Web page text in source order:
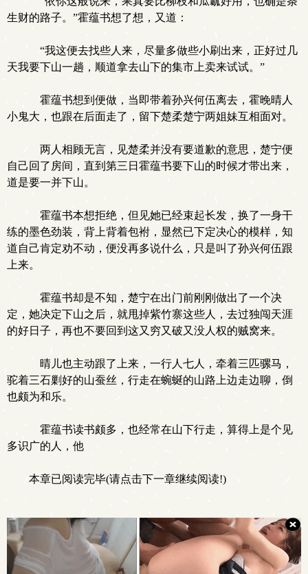
生财的路子。”霍蕴书想了想，又道：
“我这便去找些人来，尽量多做些小刷出来，正好过几
天我要下山一趟，顺道拿去山下的集市上卖来试试。”
霍蕴书想到便做，当即带着孙兴何伍离去，霍晚晴人
小鬼大，也跟在后面走了，留下楚柔楚宁两姐妹互相面对。
两人相顾无言，见楚柔并没有要道歉的意思，楚宁便
自己回了房间，直到第三日霍蕴书要下山的时候才带出来，
道是要一并下山。
霍蕴书本想拒绝，但见她已经束起长发，换了一身干
练的墨色劲装，背上背着包袝，显然已下定决心的模样，知
道自己肯定劝不动，便没再多说什么，只是叫了孙兴何伍跟
上来。
霍蕴书却是不知，楚宁在出门前刚刚做出了一个决
定，她决定下山之后，就甩掉紫竹寨这些人，去过独闯天涯
的好日子，再也不要回到这又穷又破又没人权的贼窝来。
晴儿也主动跟了上来，一行人七人，牵着三匹骡马，
驼着三石剿好的山蚕丝，行走在蜿蜒的山路上边走边聊，倒
也颇为和乐。
霍蕴书读书颇多，也经常在山下行走，算得上是个见
多识广的人，他
本章已阅读完毕(请点击下一章继续阅读!)